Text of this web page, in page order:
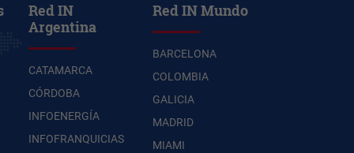
Red IN
Argentina
CATAMARCA
CÓRDOBA
INFOENERGÍA
INFOFRANQUICIAS
Red IN Mundo
BARCELONA
COLOMBIA
GALICIA
MADRID
MIAMI